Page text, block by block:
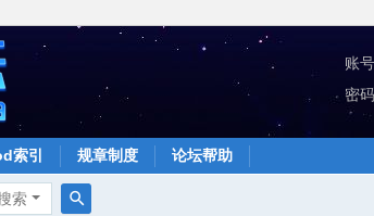
账号
密码
索引 规章制度 论坛帮助
索